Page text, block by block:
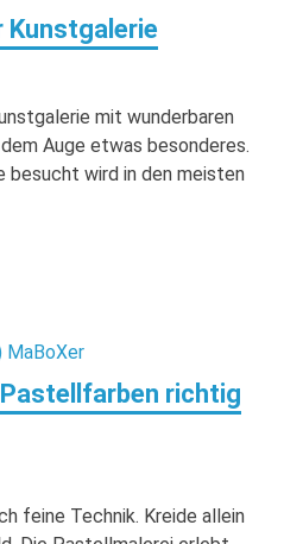
Kunstgalerie
mit wunderbaren
Auge etwas besonderes.
besucht wird in den meisten
richtig
feine Technik. Kreide allein